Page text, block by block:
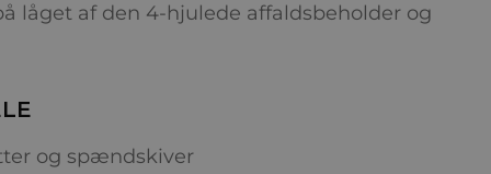
låget af den 4-hjulede affaldsbeholder og
og spændskiver